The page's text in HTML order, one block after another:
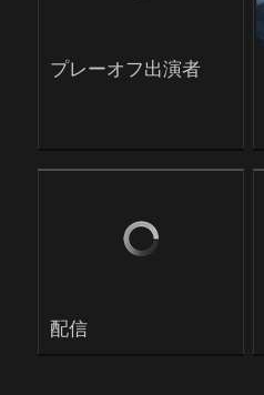
プレーオフ出演者
配信